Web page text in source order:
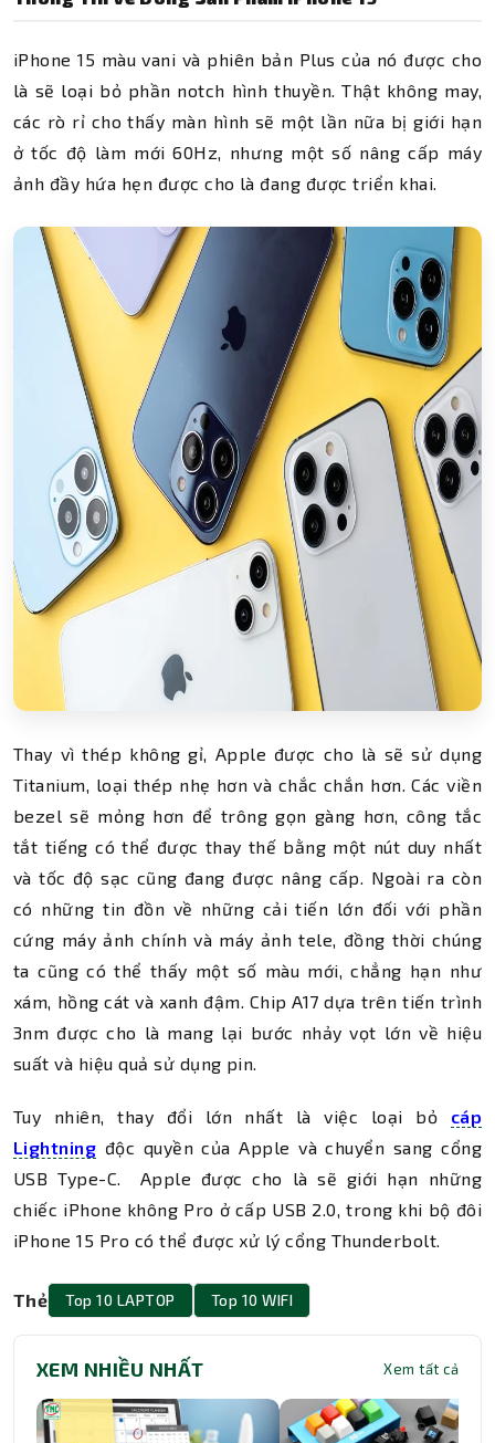
iPhone 15 màu vani và phiên bản Plus của nó được cho
là sẽ loại bỏ phần notch hình thuyền. Thật không may,
các rò rỉ cho thấy màn hình sẽ một lần nữa bị giới hạn
ở tốc độ làm mới 60Hz, nhưng một số nâng cấp máy
ảnh đầy hứa hẹn được cho là đang được triển khai.
Thay vì thép không gỉ, Apple được cho là sẽ sử dụng
Titanium, loại thép nhẹ hơn và chắc chắn hơn. Các viền
bezel sẽ mỏng hơn để trông gọn gàng hơn, công tắc
tắt tiếng có thể được thay thế bằng một nút duy nhất
và tốc độ sạc cũng đang được nâng cấp. Ngoài ra còn
có những tin đồn về những cải tiến lớn đối với phần
cứng máy ảnh chính và máy ảnh tele, đồng thời chúng
ta cũng có thể thấy một số màu mới, chẳng hạn như
xám, hồng cát và xanh đậm. Chip A17 dựa trên tiến trình
3nm được cho là mang lại bước nhảy vọt lớn về hiệu
suất và hiệu quả sử dụng pin.
Tuy nhiên, thay đổi lớn nhất là việc loại bỏ cáp
Lightning độc quyền của Apple và chuyển sang cổng
USB Type-C. Apple được cho là sẽ giới hạn những
chiếc iPhone không Pro ở cấp USB 2.0, trong khi bộ đôi
iPhone 15 Pro có thể được xử lý cổng Thunderbolt.
Thẻ Top 10 LAPTOP Top 10 WIFI
XEM NHIỀU NHẤT Xem tất cả